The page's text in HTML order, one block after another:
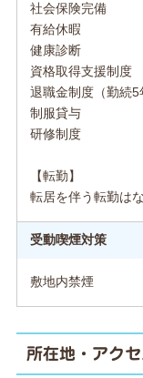
社会保険完備
有給休暇
健康診断
資格取得支援制度
退職金制度（勤続5
制服貸与
研修制度
【転勤】
転居を伴う転勤は
受動喫煙対策
敷地内禁煙
所在地・アクセ